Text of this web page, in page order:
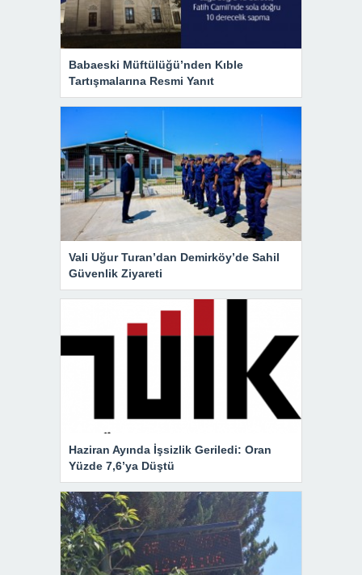
Babaeski Müftülüğü’nden Kıble
Tartışmalarına Resmi Yanıt
Vali Uğur Turan’dan Demirköy’de Sahil
Güvenlik Ziyareti
Haziran Ayında İşsizlik Geriledi: Oran
Yüzde 7,6’ya Düştü